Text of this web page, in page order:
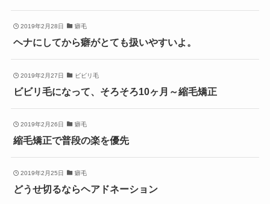
2019年2月28日 癖毛
ヘナにしてから癖がとても扱いやすいよ。
2019年2月27日 ビビリ毛
ビビリ毛になって、そろそろ10ヶ月～縮毛矯正
2019年2月26日 癖毛
縮毛矯正で普段の楽を優先
2019年2月25日 癖毛
どうせ切るならヘアドネーション